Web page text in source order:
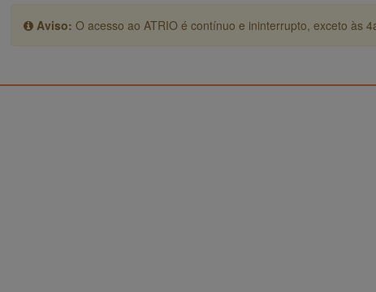
Aviso: O acesso ao ATRIO é contínuo e ininterrupto, exceto às